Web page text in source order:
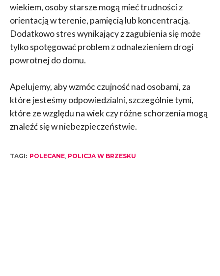
wiekiem, osoby starsze mogą mieć trudności z
orientacją w terenie, pamięcią lub koncentracją.
Dodatkowo stres wynikający z zagubienia się może
tylko spotęgować problem z odnalezieniem drogi
powrotnej do domu.
Apelujemy, aby wzmóc czujność nad osobami, za
które jesteśmy odpowiedzialni, szczególnie tymi,
które ze względu na wiek czy różne schorzenia mogą
znaleźć się w niebezpieczeństwie.
TAGI: POLECANE, POLICJA W BRZESKU